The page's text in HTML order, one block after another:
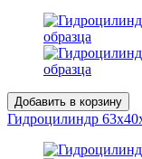
Добавить в корзину
Гидроцилиндр